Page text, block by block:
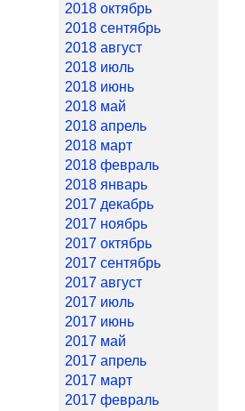
2018 октябрь
2018 сентябрь
2018 август
2018 июль
2018 июнь
2018 май
2018 апрель
2018 март
2018 февраль
2018 январь
2017 декабрь
2017 ноябрь
2017 октябрь
2017 сентябрь
2017 август
2017 июль
2017 июнь
2017 май
2017 апрель
2017 март
2017 февраль